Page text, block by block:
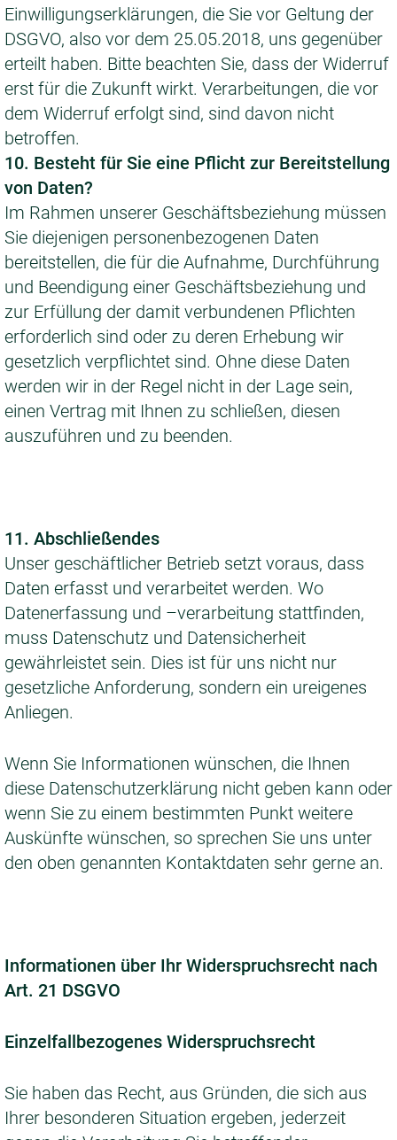
Einwilligungserklärungen, die Sie vor Geltung der
DSGVO, also vor dem 25.05.2018, uns gegenüber
erteilt haben. Bitte beachten Sie, dass der Widerruf
erst für die Zukunft wirkt. Verarbeitungen, die vor
dem Widerruf erfolgt sind, sind davon nicht
betroffen.
10. Besteht für Sie eine Pflicht zur Bereitstellung
von Daten?
Im Rahmen unserer Geschäftsbeziehung müssen
Sie diejenigen personenbezogenen Daten
bereitstellen, die für die Aufnahme, Durchführung
und Beendigung einer Geschäftsbeziehung und
zur Erfüllung der damit verbundenen Pflichten
erforderlich sind oder zu deren Erhebung wir
gesetzlich verpflichtet sind. Ohne diese Daten
werden wir in der Regel nicht in der Lage sein,
einen Vertrag mit Ihnen zu schließen, diesen
auszuführen und zu beenden.
11. Abschließendes
Unser geschäftlicher Betrieb setzt voraus, dass
Daten erfasst und verarbeitet werden. Wo
Datenerfassung und –verarbeitung stattfinden,
muss Datenschutz und Datensicherheit
gewährleistet sein. Dies ist für uns nicht nur
gesetzliche Anforderung, sondern ein ureigenes
Anliegen.
Wenn Sie Informationen wünschen, die Ihnen
diese Datenschutzerklärung nicht geben kann oder
wenn Sie zu einem bestimmten Punkt weitere
Auskünfte wünschen, so sprechen Sie uns unter
den oben genannten Kontaktdaten sehr gerne an.
Informationen über Ihr Widerspruchsrecht nach
Art. 21 DSGVO
Einzelfallbezogenes Widerspruchsrecht
Sie haben das Recht, aus Gründen, die sich aus
Ihrer besonderen Situation ergeben, jederzeit